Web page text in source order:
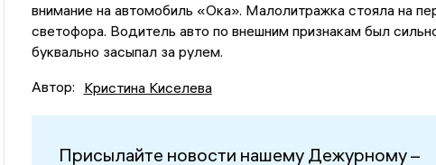
внимание на автомобиль «Ока». Малолитражка стояла на
светофора. Водитель авто по внешним признакам был
буквально засыпал за рулем.
Автор: Кристина Киселева
Присылайте новости нашему Дежурному –